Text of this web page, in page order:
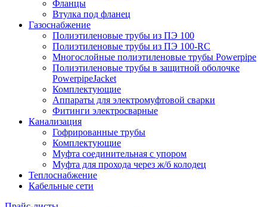
Фланцы
Втулка под фланец
Газоснабжение
Полиэтиленовые трубы из ПЭ 100
Полиэтиленовые трубы из ПЭ 100-RC
Многослойные полиэтиленовые трубы Powerpipe
Полиэтиленовые трубы в защитной оболочке
PowerpipeJacket
Комплектующие
Аппараты для электромуфтовой сварки
Фитинги электросварные
Канализация
Гофрированные трубы
Комплектующие
Муфта соединительная с упором
Муфта для прохода через ж/б колодец
Теплоснабжение
Кабельные сети